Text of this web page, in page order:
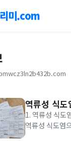
미.com
역류성 식
1. 역류성 식도
역류성 식도염